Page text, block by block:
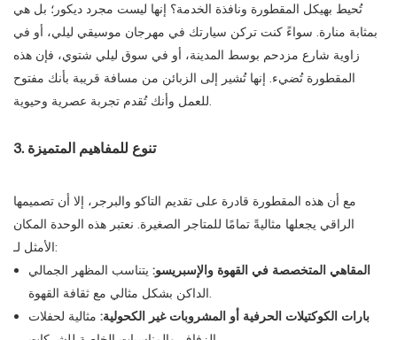
تُحيط بهيكل المقطورة ونافذة الخدمة؟ إنها ليست مجرد ديكور؛ بل هي
بمثابة منارة. سواءً كنت تركن سيارتك في مهرجان موسيقي ليلي، أو في
زاوية شارع مزدحم بوسط المدينة، أو في سوق ليلي شتوي، فإن هذه
المقطورة تُضيء. إنها تُشير إلى الزبائن من مسافة قريبة بأنك مفتوح
للعمل وأنك تُقدم تجربة عصرية وحيوية.
3. تنوع للمفاهيم المتميزة
مع أن هذه المقطورة قادرة على تقديم التاكو والبرجر، إلا أن تصميمها
الراقي يجعلها مثاليةً تمامًا للمتاجر الصغيرة. نعتبر هذه الوحدة المكان
الأمثل لـ:
المقاهي المتخصصة في القهوة والإسبريسو: يتناسب المظهر الجمالي
الداكن بشكل مثالي مع ثقافة القهوة.
بارات الكوكتيلات الحرفية أو المشروبات غير الكحولية: مثالية لحفلات